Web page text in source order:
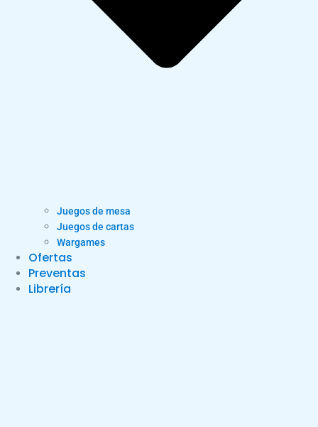
Juegos de mesa
Juegos de cartas
Wargames
Ofertas
Preventas
Librería